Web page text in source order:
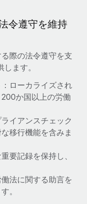
応
タートアップである
Remoteを使
120%に増やした
とXeroの統合お
令遵守を維持
際の法令遵守を支
ます。
：ローカライズされ
か国以上の労働
イアンスチェック
移行機能を含みま
要記録を保持し、
法に関する助言を
。